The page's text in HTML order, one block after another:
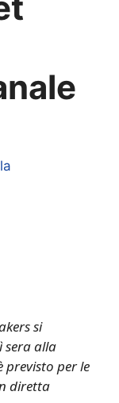
si
sera alla
previsto per le
diretta